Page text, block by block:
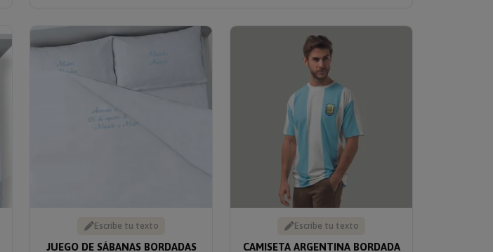
Escribe tu texto
JUEGO DE SÁBANAS BORDADAS
Escribe tu texto
CAMISETA ARGENTINA BORDADA